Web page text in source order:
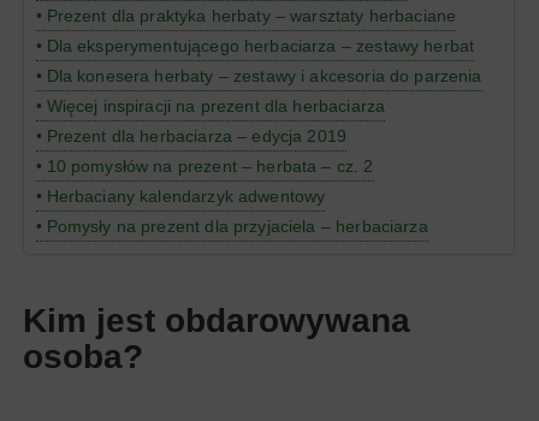
Prezent dla praktyka herbaty – warsztaty herbaciane
Dla eksperymentującego herbaciarza – zestawy herbat
Dla konesera herbaty – zestawy i akcesoria do parzenia
Więcej inspiracji na prezent dla herbaciarza
Prezent dla herbaciarza – edycja 2019
10 pomysłów na prezent – herbata – cz. 2
Herbaciany kalendarzyk adwentowy
Pomysły na prezent dla przyjaciela – herbaciarza
Kim jest obdarowywana
osoba?